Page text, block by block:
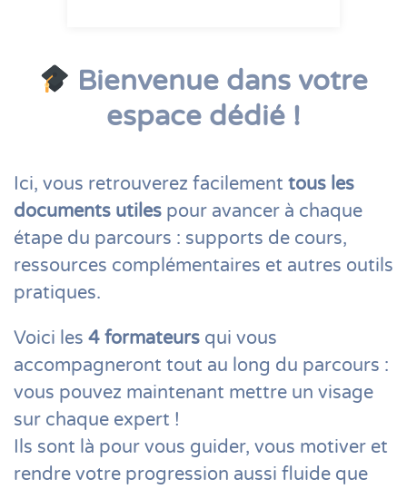
Bienvenue dans votre
espace dédié !
Ici, vous retrouverez facilement tous les
documents utiles pour avancer à chaque
étape du parcours : supports de cours,
ressources complémentaires et autres outils
pratiques.
Voici les 4 formateurs qui vous
accompagneront tout au long du parcours :
vous pouvez maintenant mettre un visage
sur chaque expert !
Ils sont là pour vous guider, vous motiver et
rendre votre progression aussi fluide que